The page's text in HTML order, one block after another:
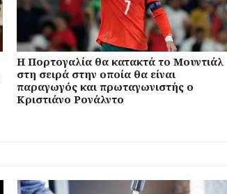
Η Πορτογαλία θα κατακτά το Μουντιάλ
στη σειρά στην οποία θα είναι
παραγωγός και πρωταγωνιστής ο
Κριστιάνο Ρονάλντο